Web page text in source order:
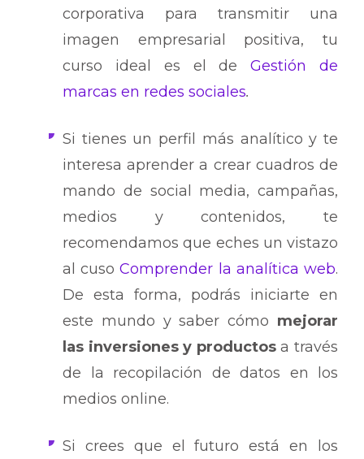
corporativa para transmitir una
imagen empresarial positiva, tu
curso ideal es el deGestión de
marcas en redes sociales.
Si tienes un perfil más analítico y te
interesa aprender a crear cuadros de
mando de social media, campañas,
medios y contenidos, te
recomendamos que eches un vistazo
al cusoComprender la analítica web.
De esta forma, podrás iniciarte en
este mundo y saber cómo mejorar
las inversiones y productosa través
de la recopilación de datos en los
medios online.
Si crees que el futuro está en los